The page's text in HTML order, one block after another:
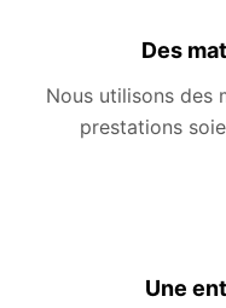
Des
Nous utilisons des
prestations
Une